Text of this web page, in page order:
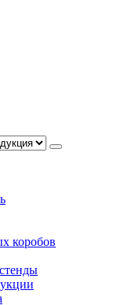
коробов